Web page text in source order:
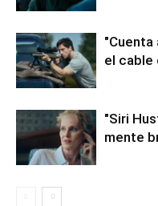
"Cuenta
el
"Siri
mente